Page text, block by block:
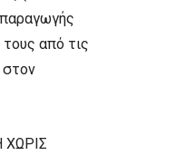
παραγωγής
από τις
στον